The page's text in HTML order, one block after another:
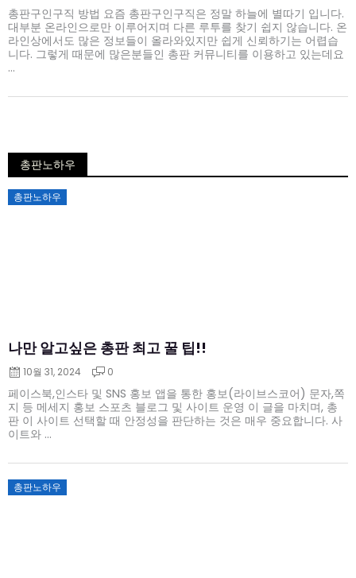
총판구인구직 방법 요즘 총판구인구직은 정말 하늘에 별따기 입니다.
대부분 온라인으로만 이루어지며 다른 루투를 찾기 쉽지 않습니다. 온
라인상에서도 많은 정보들이 올라와있지만 쉽게 신뢰하기는 어렵습
니다. 그렇게 때문에 많은분들인 총판 커뮤니티를 이용하고 있는데요
...
총판노하우
총판노하우
나만 알고싶은 총판 최고 꿀 팁!!
Posted
on
10월 31, 2024 0
페이스북,인스타 및 SNS 홍보 앱을 통한 홍보(라이브스코어) 문자,쪽
지 등 메세지 홍보 스포츠 블로그 및 사이트 운영 이 글을 마치며, 총
판 이 사이트 선택할 때 안정성을 판단하는 것은 매우 중요합니다. 사
이트와 ...
총판노하우
Posted
on